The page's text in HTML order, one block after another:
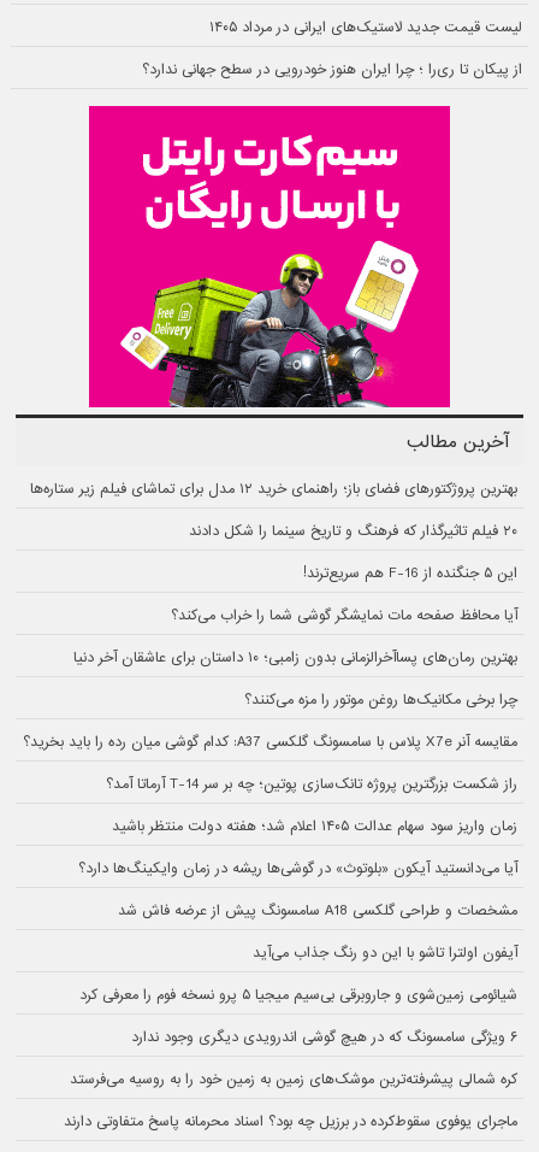
لیست قیمت جدید لاستیک‌های ایرانی در مرداد ۱۴۰۵
از پیکان تا ری‌را ؛ چرا ایران هنوز خودرویی در سطح جهانی ندارد؟
آخرین مطالب
بهترین پروژکتورهای فضای باز؛ راهنمای خرید ۱۲ مدل برای تماشای فیلم زیر ستاره‌ها
۲۰ فیلم تاثیرگذار که فرهنگ و تاریخ سینما را شکل دادند
این ۵ جنگنده از F-16 هم سریع‌ترند!
آیا محافظ صفحه مات نمایشگر گوشی شما را خراب می‌کند؟
بهترین رمان‌های پسا‌آخرالزمانی بدون زامبی؛ ۱۰ داستان برای عاشقان آخر دنیا
چرا برخی مکانیک‌ها روغن موتور را مزه می‌کنند؟
مقایسه آنر X7e پلاس با سامسونگ گلکسی A37: کدام گوشی میان رده را باید بخرید؟
راز شکست بزرگترین پروژه تانک‌سازی پوتین؛ چه بر سر T-14 آرماتا آمد؟
زمان واریز سود سهام عدالت ۱۴۰۵ اعلام شد؛ هفته دولت منتظر باشید
آیا می‌دانستید آیکون «بلوتوث» در گوشی‌ها ریشه در زمان وایکینگ‌ها دارد؟
مشخصات و طراحی گلکسی A18 سامسونگ پیش از عرضه فاش شد
آیفون اولترا تاشو با این دو رنگ جذاب می‌آید
شیائومی زمین‌شوی و جاروبرقی بی‌سیم میجیا ۵ پرو نسخه فوم را معرفی کرد
۶ ویژگی سامسونگ که در هیچ گوشی اندرویدی دیگری وجود ندارد
کره شمالی پیشرفته‌ترین موشک‌های زمین به زمین خود را به روسیه می‌فرستد
ماجرای یوفوی سقوط‌کرده در برزیل چه بود؟ اسناد محرمانه پاسخ متفاوتی دارند